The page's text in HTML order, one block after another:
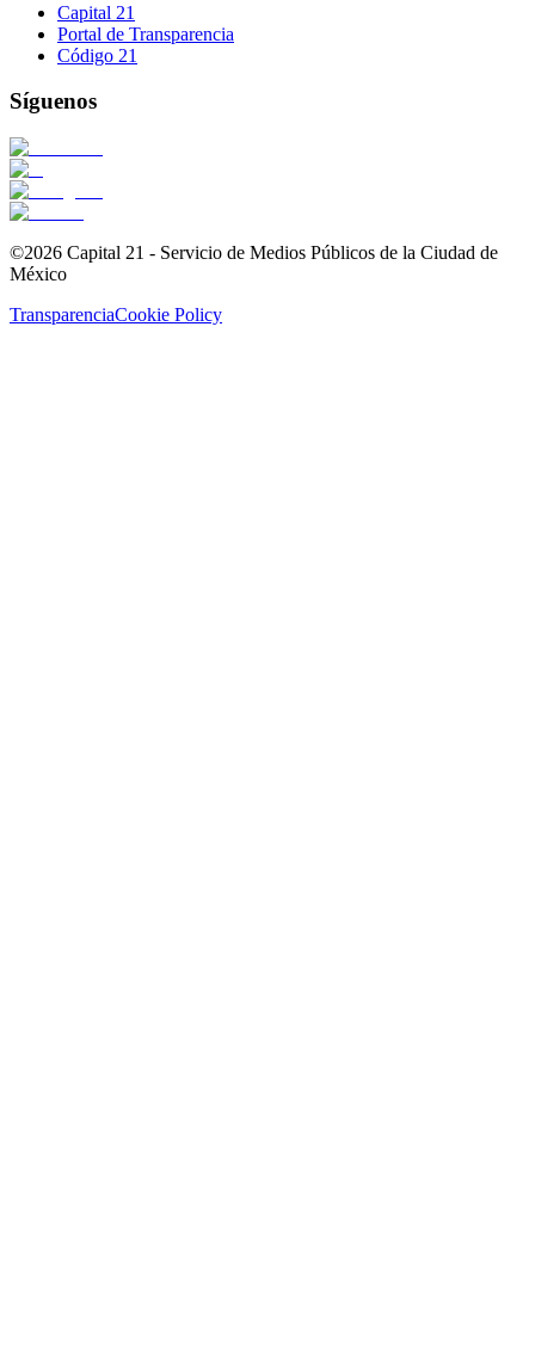
Capital 21
Portal de Transparencia
Código 21
Síguenos
©2026 Capital 21 - Servicio de Medios Públicos de la Ciudad de
México
TransparenciaCookie Policy